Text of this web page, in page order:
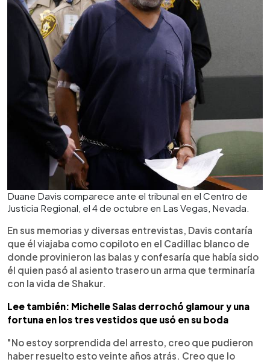
Duane Davis comparece ante el tribunal en el Centro de
Justicia Regional, el 4 de octubre en Las Vegas, Nevada.
En sus memorias y diversas entrevistas, Davis contaría
que él viajaba como copiloto en el Cadillac blanco de
donde provinieron las balas y confesaría que había sido
él quien pasó al asiento trasero un arma que terminaría
con la vida de Shakur.
Lee también: Michelle Salas derrochó glamour y una
fortuna en los tres vestidos que usó en su boda
"No estoy sorprendida del arresto, creo que pudieron
haber resuelto esto veinte años atrás. Creo que lo